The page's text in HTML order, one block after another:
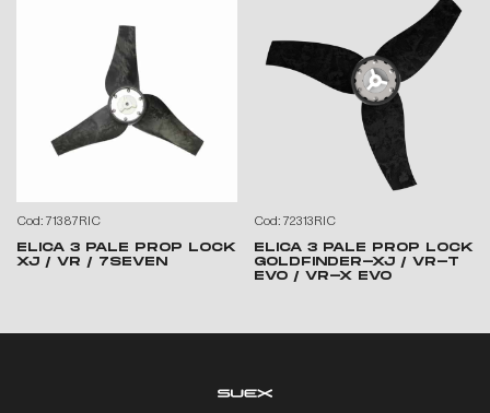
Cod: 71387RIC
ELICA 3 PALE PROP LOCK
XJ / VR / 7SEVEN
Cod: 72313RIC
ELICA 3 PALE PROP LOCK
GOLDFINDER-XJ / VR-T
EVO / VR-X EVO